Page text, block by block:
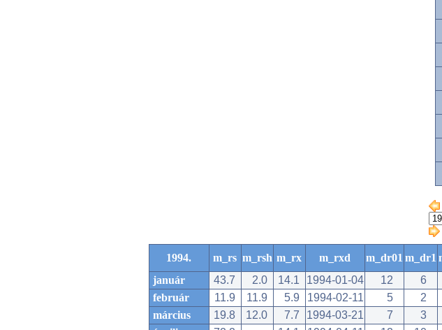
1994. m_rs m_rsh m_rx m_rxd m_dr01 m_dr1
január
43.7 2.0 14.1 1994-01-04 12 6
február
11.9 11.9 5.9 1994-02-11 5 2
március
19.8 12.0 7.7 1994-03-21 7 3